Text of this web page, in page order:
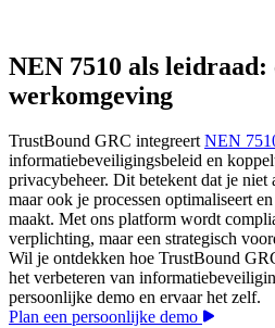
NEN 7510 als leidraad:
werkomgeving
TrustBound GRC integreertNEN
informatiebeveiligingsbeleid en
privacybeheer. Dit betekent dat je
maar ook je processen optimaliseert
maakt. Met ons platform wordt
verplichting, maar een strategisch
Wil je ontdekken hoe TrustBound
het verbeteren van
persoonlijke demo en ervaar het zelf.
Plan een persoonlijke demo